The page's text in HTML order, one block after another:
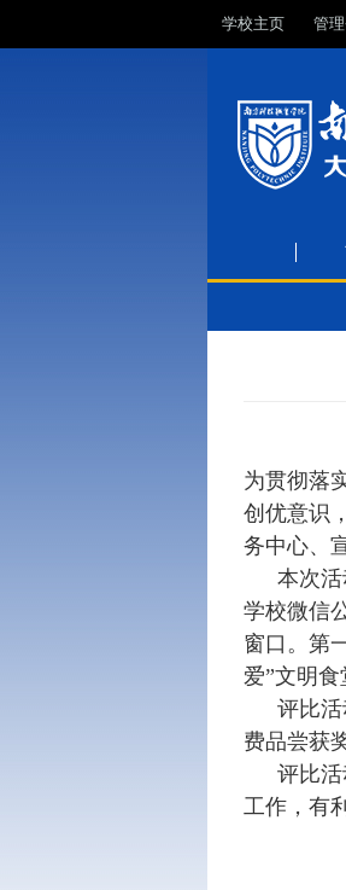
学校主页 管
为贯彻落
创优意识
务中心、
本次
学校微信
窗口。第
爱”文明食
评比
费品尝获
评比
工作，有